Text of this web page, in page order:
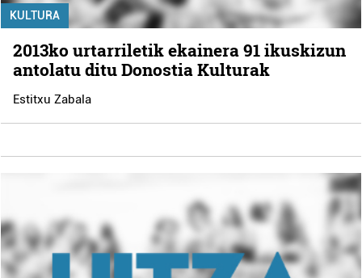
KULTURA
2013ko urtarriletik ekainera 91 ikuskizun
antolatu ditu Donostia Kulturak
Estitxu Zabala